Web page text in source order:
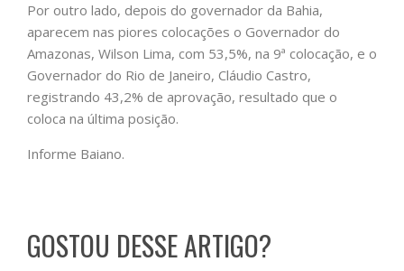
Por outro lado, depois do governador da Bahia,
aparecem nas piores colocações o Governador do
Amazonas, Wilson Lima, com 53,5%, na 9ª colocação, e o
Governador do Rio de Janeiro, Cláudio Castro,
registrando 43,2% de aprovação, resultado que o
coloca na última posição.
Informe Baiano.
GOSTOU DESSE ARTIGO?